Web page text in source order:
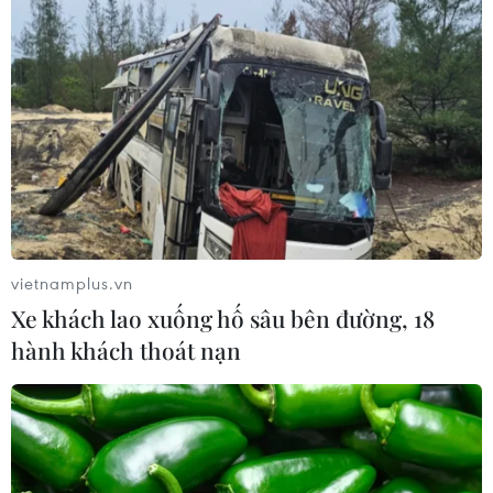
04/08/2026 23:56
EU mở tham vấn về phạm vi sản
phẩm thép và những tác động tới
Việt Nam
04/08/2026 13:13
CƠ QUAN CHỦ QUẢN: THÔNG TẤN XÃ VIỆT NAM
Tổng Biên tập: TRẦN TIẾN DUẨN
vietnamplus.vn
Xe khách lao xuống hố sâu bên đường, 18
hành khách thoát nạn